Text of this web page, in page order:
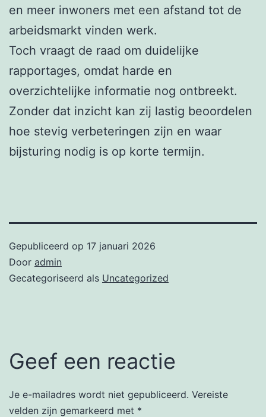
en meer inwoners met een afstand tot de
arbeidsmarkt vinden werk.
Toch vraagt de raad om duidelijke
rapportages, omdat harde en
overzichtelijke informatie nog ontbreekt.
Zonder dat inzicht kan zij lastig beoordelen
hoe stevig verbeteringen zijn en waar
bijsturing nodig is op korte termijn.
Gepubliceerd op 17 januari 2026
Door admin
Gecategoriseerd als Uncategorized
Geef een reactie
Je e-mailadres wordt niet gepubliceerd. Vereiste
velden zijn gemarkeerd met *